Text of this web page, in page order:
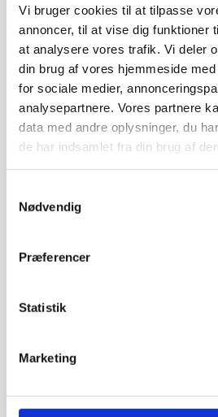
Vi bruger cookies til at tilpasse
annoncer, til at vise dig funktioner
at analysere vores trafik. Vi deler
din brug af vores hjemmeside
for sociale medier,
analysepartnere. Vores partnere
data med andre oplysninger, du
de har indsamlet fra din brug af
Nødvendig
Præferencer
Statistik
Marketing
El del af Nyborg El ApS
5260 Odense S
fynselteknik@fynselteknik.dk